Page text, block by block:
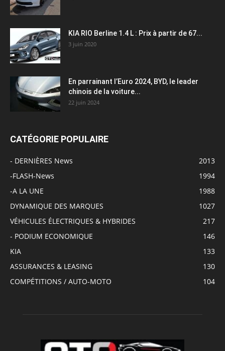
KIA RIO Berline 1.4 L : Prix à partir de 67...
3 juin 2020
En parrainant l’Euro 2024, BYD, le leader
chinois de la voiture...
22 juin 2024
CATÉGORIE POPULAIRE
- DERNIÈRES News
2013
-FLASH-News
1994
-A LA UNE
1988
DYNAMIQUE DES MARQUES
1027
VÉHICULES ÉLECTRIQUES & HYBRIDES
217
- PODIUM ECONOMIQUE
146
KIA
133
ASSURANCES & LEASING
130
COMPÉTITIONS / AUTO-MOTO
104